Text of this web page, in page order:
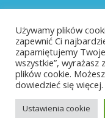
Używamy plików
zapewnić Ci
zapamiętujemy
wszystkie”, wyrażasz
plików cookie.
dowiedzieć się więcej.
Ustawienia cookie